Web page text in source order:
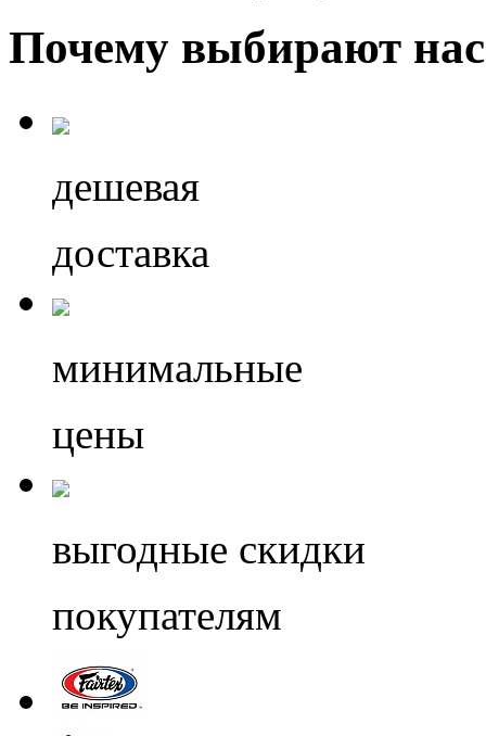
Почему выбирают нас
дешевая
доставка
минимальные
цены
выгодные скидки
покупателям